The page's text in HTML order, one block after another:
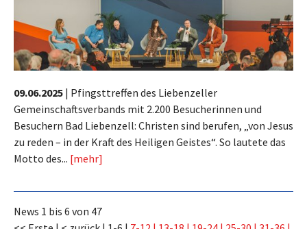
09.06.2025 | Pfingsttreffen des Liebenzeller
Gemeinschaftsverbands mit 2.200 Besucherinnen und
Besuchern Bad Liebenzell: Christen sind berufen, „von Jesus
zu reden – in der Kraft des Heiligen Geistes“. So lautete das
Motto des... [mehr]
News 1 bis 6 von 47